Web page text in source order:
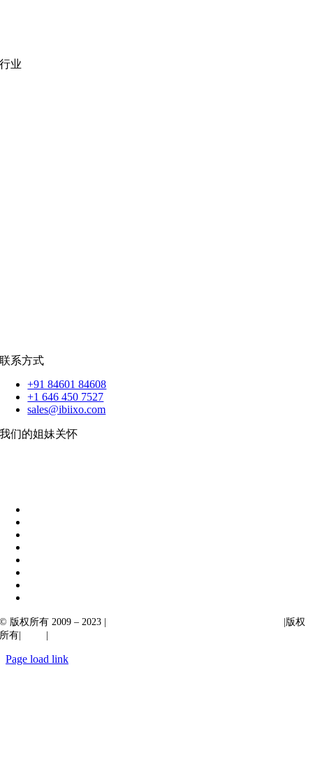
行业
联系方式
+91 84601 84608
+1 646 450 7527
sales@ibiixo.com
我们的姐妹关怀
© 版权所有 2009 – 2023 |
|版权
所有|
|
Page load link